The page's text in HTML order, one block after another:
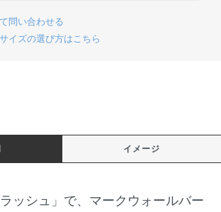
問い合わせる
イズの選び方はこちら
イメージ
ッシュ」で、マークウォールバー